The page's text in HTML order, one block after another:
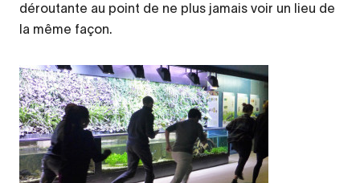
déroutante au point de ne plus jamais voir un lieu de
la même façon.